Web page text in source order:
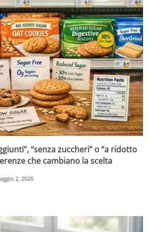
“senza zuccheri” o “a ridotto
che cambiano la scelta
2, 2026